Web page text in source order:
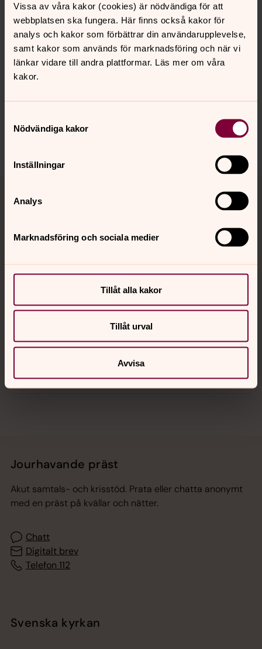
Vissa av våra kakor (cookies) är nödvändiga för att
webbplatsen ska fungera. Här finns också kakor för
analys och kakor som förbättrar din användarupplevelse,
samt kakor som används för marknadsföring och när vi
länkar vidare till andra plattformar. Läs mer om våra
kakor.
Nödvändiga kakor
Inställningar
Analys
Marknadsföring och sociala medier
Tillåt alla kakor
Tillåt urval
Avvisa
Senast ändrad 23 december 2025
Synpunkter eller frågor på sidans
innehåll?
Lund.Torn.forsamling@svenskakyrkan.se
Kontakt
Jourhavande präst
Akut samtals- och krisstöd. Prata eller chatta anonymt
med en präst på kvällar och nätter.
Chatt
Digitalt brev
Telefon 112
Svenska kyrkan